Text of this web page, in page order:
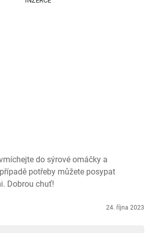
do sýrové omáčky a
potřeby můžete posypat
Dobrou chuť!
24. října 2023